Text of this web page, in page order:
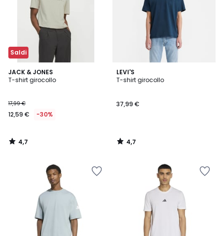
Saldi
JACK & JONES
T-shirt girocollo
17,99 €
12,59 € -30%
4,7
/ 5
4,7
/
LEVI'S
T-shirt girocollo
37,99 €
4,7
/ 5
4,7
/